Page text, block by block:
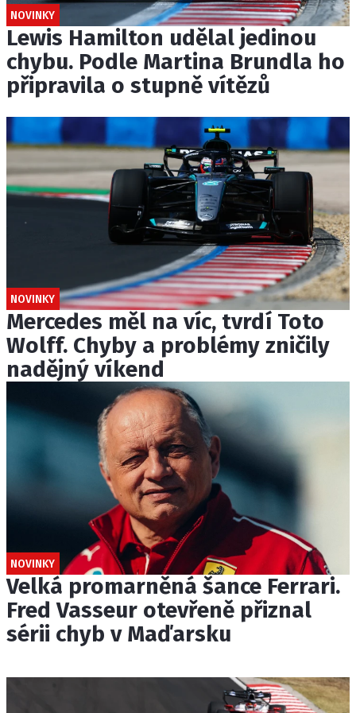
NOVINKY
Lewis Hamilton udělal jedinou
chybu. Podle Martina Brundla ho
připravila o stupně vítězů
NOVINKY
Mercedes měl na víc, tvrdí Toto
Wolff. Chyby a problémy zničily
nadějný víkend
NOVINKY
Velká promarněná šance Ferrari.
Fred Vasseur otevřeně přiznal
sérii chyb v Maďarsku